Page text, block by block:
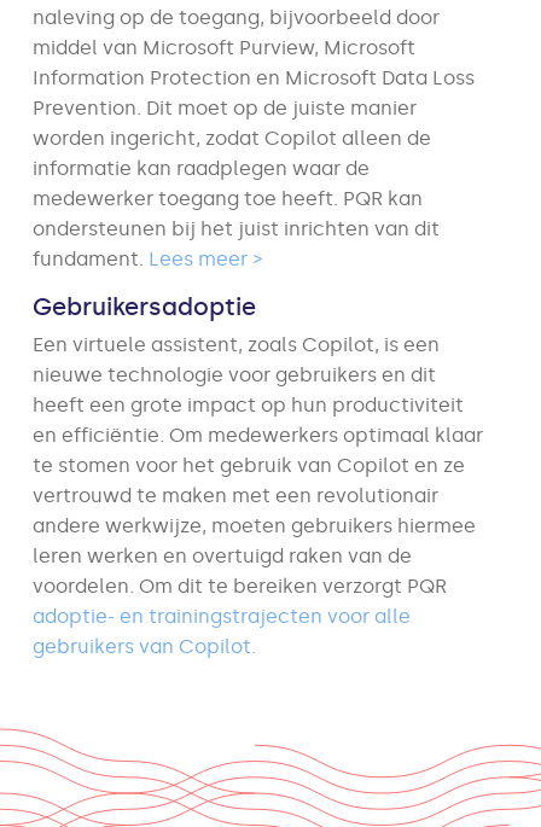
naleving op de toegang, bijvoorbeeld door
middel van Microsoft Purview, Microsoft
Information Protection en Microsoft Data Loss
Prevention. Dit moet op de juiste manier
worden ingericht, zodat Copilot alleen de
informatie kan raadplegen waar de
medewerker toegang toe heeft. PQR kan
ondersteunen bij het juist inrichten van dit
fundament. Lees meer >
Gebruikersadoptie
Een virtuele assistent, zoals Copilot, is een
nieuwe technologie voor gebruikers en dit
heeft een grote impact op hun productiviteit
en efficiëntie. Om medewerkers optimaal klaar
te stomen voor het gebruik van Copilot en ze
vertrouwd te maken met een revolutionair
andere werkwijze, moeten gebruikers hiermee
leren werken en overtuigd raken van de
voordelen. Om dit te bereiken verzorgt PQR
adoptie- en trainingstrajecten voor alle
gebruikers van Copilot.